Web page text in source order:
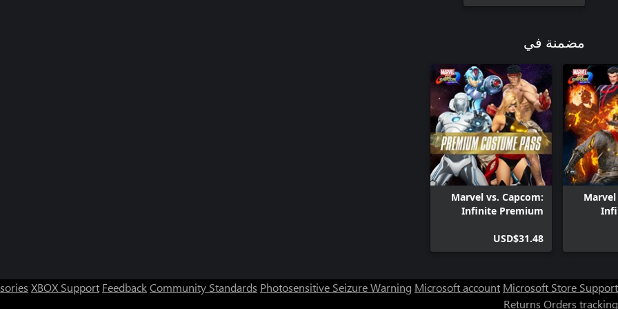
مضمنة في
Marvel vs. Capcom:
Infinite Premium
USD$31.48
XBOX Support FeedbackCommunity Standards Photosensitive Seizure Warning Microsoft account Microsoft Store Support
Returns Orders tracking